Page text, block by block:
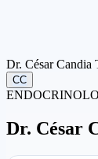
Dr. César Candia
CC
Dr. César